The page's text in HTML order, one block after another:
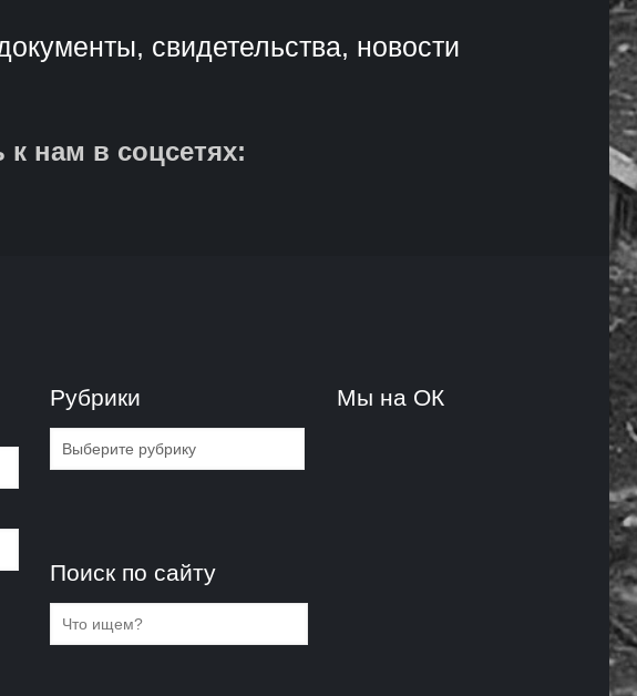
свидетельства, новости
нам в соцсетях:
Рубрики
Рубрики
Поиск по сайту
Мы на ОК